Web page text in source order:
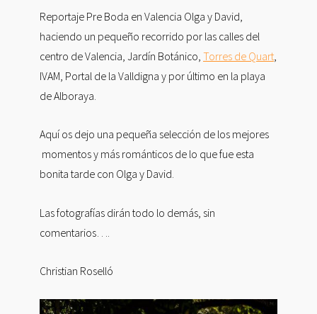
Reportaje Pre Boda en Valencia Olga y David,
haciendo un pequeño recorrido por las calles del
centro de Valencia, Jardín Botánico, Torres de Quart,
IVAM, Portal de la Valldigna y por último en la playa
de Alboraya.
Aquí os dejo una pequeña selección de los mejores
momentos y más románticos de lo que fue esta
bonita tarde con Olga y David.
Las fotografías dirán todo lo demás, sin
comentarios….
Christian Roselló